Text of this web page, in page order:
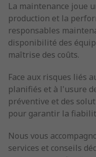
La maintenance joue
production et la
responsables
disponibilité des
maîtrise des coûts.
Face aux risques liés
planifiés et à l'usure
préventive et des
pour garantir la
Nous vous
services et conseils